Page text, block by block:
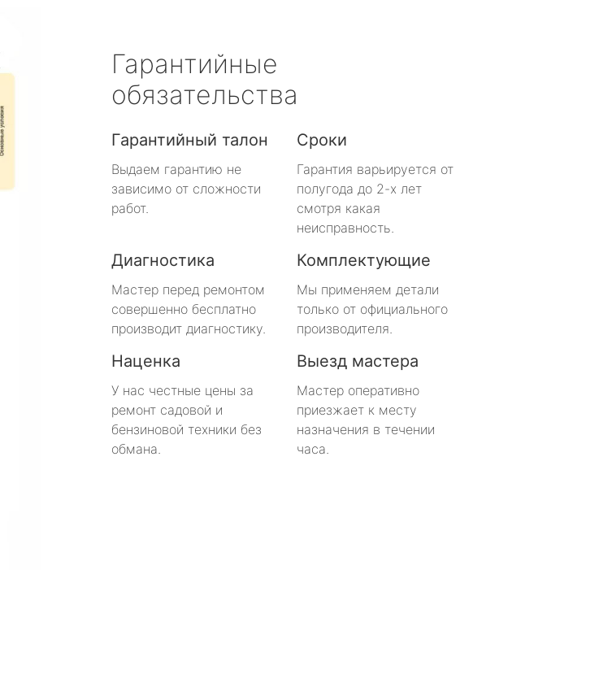
Гарантийные
обязательства
Гарантийный талон
Выдаем гарантию не
зависимо от сложности
работ.
Сроки
Гарантия варьируется от
полугода до 2-х лет
смотря какая
неисправность.
Диагностика
Мастер перед ремонтом
совершенно бесплатно
производит диагностику.
Комплектующие
Мы применяем детали
только от официального
производителя.
Наценка
У нас честные цены за
ремонт садовой и
бензиновой техники без
обмана.
Выезд мастера
Мастер оперативно
приезжает к месту
назначения в течении
часа.